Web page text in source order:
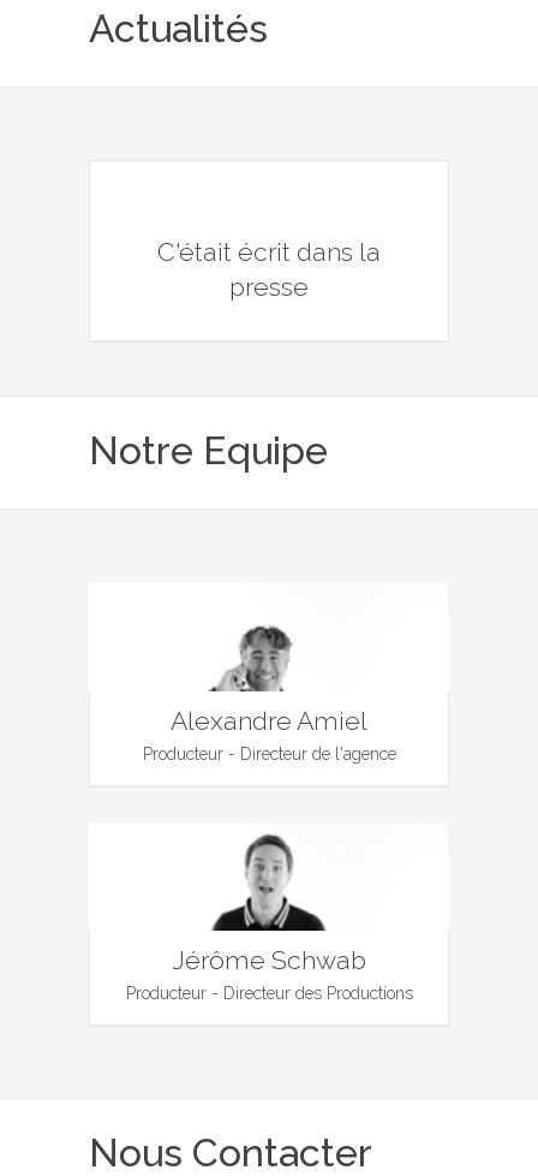
Actualités
C'était écrit dans la
presse
Notre Equipe
Alexandre Amiel
Producteur - Directeur de l'agence
Jérôme Schwab
Producteur - Directeur des Productions
Nous Contacter